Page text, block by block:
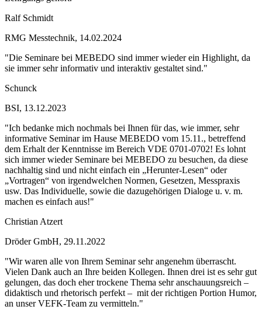
Ralf Schmidt
RMG Messtechnik, 14.02.2024
"Die Seminare bei MEBEDO sind immer wieder ein Highlight, da
sie immer sehr informativ und interaktiv gestaltet sind."
Schunck
BSI, 13.12.2023
"Ich bedanke mich nochmals bei Ihnen für das, wie immer, sehr
informative Seminar im Hause MEBEDO vom 15.11., betreffend
dem Erhalt der Kenntnisse im Bereich VDE 0701-0702! Es lohnt
sich immer wieder Seminare bei MEBEDO zu besuchen, da diese
nachhaltig sind und nicht einfach ein „Herunter-Lesen“ oder
„Vortragen“ von irgendwelchen Normen, Gesetzen, Messpraxis
usw. Das Individuelle, sowie die dazugehörigen Dialoge u. v. m.
machen es einfach aus!"
Christian Atzert
Dröder GmbH, 29.11.2022
"Wir waren alle von Ihrem Seminar sehr angenehm überrascht.
Vielen Dank auch an Ihre beiden Kollegen. Ihnen drei ist es sehr gut
gelungen, das doch eher trockene Thema sehr anschauungsreich –
didaktisch und rhetorisch perfekt – mit der richtigen Portion Humor,
an unser VEFK-Team zu vermitteln."